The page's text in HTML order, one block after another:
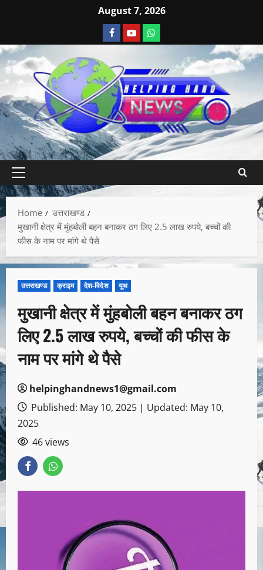
August 7, 2026
Home
उत्तराखण्ड
मुखानी क्षेत्र में मुंहबोली बहन बनाकर ठग लिए 2.5 लाख रुपये, बच्चों की
फीस के नाम पर मांगे थे पैसे
उत्तराखण्ड क्राइम देश-विदेश यूथ
मुखानी क्षेत्र में मुंहबोली बहन बनाकर ठग
लिए 2.5 लाख रुपये, बच्चों की फीस के
नाम पर मांगे थे पैसे
helpinghandnews1@gmail.com
Published: May 10, 2025 | Updated: May 10,
2025
46 views